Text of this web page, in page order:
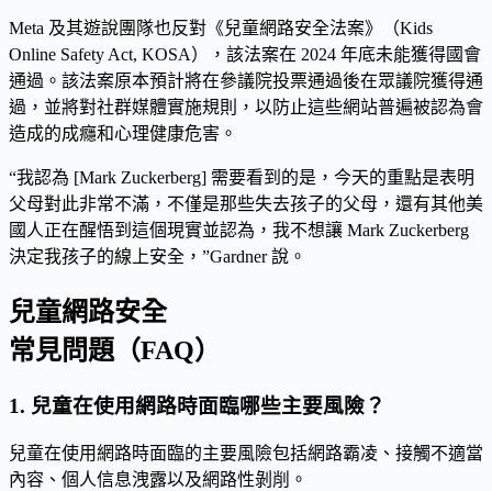
Meta 及其遊說團隊也反對《兒童網路安全法案》（Kids
Online Safety Act, KOSA），該法案在 2024 年底未能獲得國會
通過。該法案原本預計將在參議院投票通過後在眾議院獲得通
過，並將對社群媒體實施規則，以防止這些網站普遍被認為會
造成的成癮和心理健康危害。
“我認為 [Mark Zuckerberg] 需要看到的是，今天的重點是表明
父母對此非常不滿，不僅是那些失去孩子的父母，還有其他美
國人正在醒悟到這個現實並認為，我不想讓 Mark Zuckerberg
決定我孩子的線上安全，”Gardner 說。
兒童網路安全
常見問題（FAQ）
1. 兒童在使用網路時面臨哪些主要風險？
兒童在使用網路時面臨的主要風險包括網路霸凌、接觸不適當
內容、個人信息洩露以及網路性剝削。